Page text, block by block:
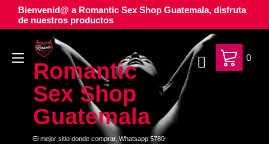
contenido
Bienvenid@ a Romantic Sex Shop Guatemala, disfruta
de nuestros productos
Romantic
Sex Shop
Guatemala
El mejor sitio donde comprar. Whatsapp 5780-
Alternar
navegación
0